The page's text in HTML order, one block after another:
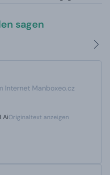
sagen
Internet Manboxeo.cz
AiOriginaltext anzeigen